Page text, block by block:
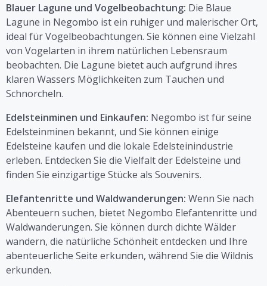
Blauer Lagune und Vogelbeobachtung: Die Blaue
Lagune in Negombo ist ein ruhiger und malerischer Ort,
ideal für Vogelbeobachtungen. Sie können eine Vielzahl
von Vogelarten in ihrem natürlichen Lebensraum
beobachten. Die Lagune bietet auch aufgrund ihres
klaren Wassers Möglichkeiten zum Tauchen und
Schnorcheln.
Edelsteinminen und Einkaufen: Negombo ist für seine
Edelsteinminen bekannt, und Sie können einige
Edelsteine kaufen und die lokale Edelsteinindustrie
erleben. Entdecken Sie die Vielfalt der Edelsteine und
finden Sie einzigartige Stücke als Souvenirs.
Elefantenritte und Waldwanderungen: Wenn Sie nach
Abenteuern suchen, bietet Negombo Elefantenritte und
Waldwanderungen. Sie können durch dichte Wälder
wandern, die natürliche Schönheit entdecken und Ihre
abenteuerliche Seite erkunden, während Sie die Wildnis
erkunden.